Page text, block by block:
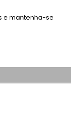
e mantenha-se